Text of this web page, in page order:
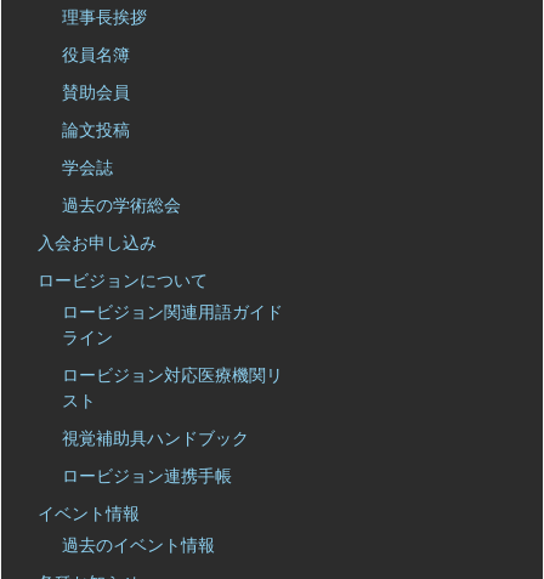
理事長挨拶
役員名簿
賛助会員
論文投稿
学会誌
過去の学術総会
入会お申し込み
ロービジョンについて
ロービジョン関連用語ガイド
ライン
ロービジョン対応医療機関リ
スト
視覚補助具ハンドブック
ロービジョン連携手帳
イベント情報
過去のイベント情報